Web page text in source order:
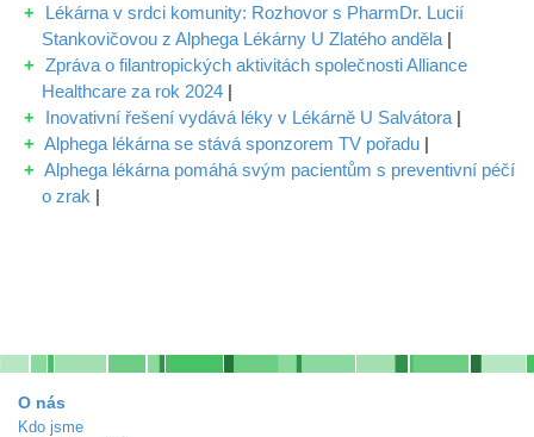
Lékárna v srdci komunity: Rozhovor s PharmDr. Lucií
Stankovičovou z Alphega Lékárny U Zlatého anděla |
Zpráva o filantropických aktivitách společnosti Alliance
Healthcare za rok 2024 |
Inovativní řešení vydává léky v Lékárně U Salvátora |
Alphega lékárna se stává sponzorem TV pořadu |
Alphega lékárna pomáhá svým pacientům s preventivní péčí
o zrak |
O nás
Kdo jsme